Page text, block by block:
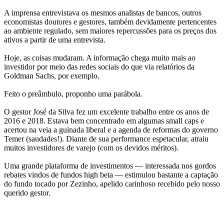
A imprensa entrevistava os mesmos analistas de bancos, outros
economistas doutores e gestores, também devidamente pertencentes
ao ambiente regulado, sem maiores repercussões para os preços dos
ativos a partir de uma entrevista.
Hoje, as coisas mudaram. A informação chega muito mais ao
investidor por meio das redes sociais do que via relatórios da
Goldman Sachs, por exemplo.
Feito o preâmbulo, proponho uma parábola.
O gestor José da Silva fez um excelente trabalho entre os anos de
2016 e 2018. Estava bem concentrado em algumas small caps e
acertou na veia a guinada liberal e a agenda de reformas do governo
Temer (saudades!). Diante de sua performance espetacular, atraiu
muitos investidores de varejo (com os devidos méritos).
Uma grande plataforma de investimentos — interessada nos gordos
rebates vindos de fundos high beta — estimulou bastante a captação
do fundo tocado por Zezinho, apelido carinhoso recebido pelo nosso
querido gestor.